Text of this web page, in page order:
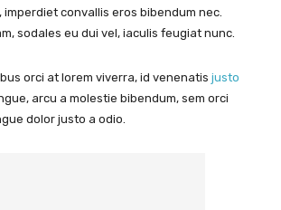
convallis eros bibendum nec.
sodales eu dui vel, iaculis feugiat nunc.
orci at lorem viverra, id venenatis justo
arcu a molestie bibendum, sem orci
dolor justo a odio.